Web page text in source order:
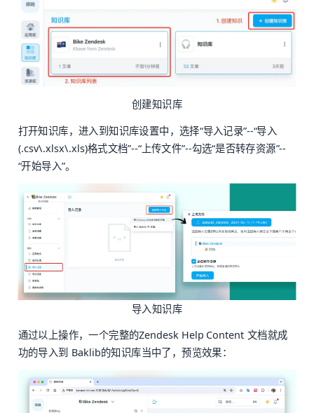
创建知识库
打开知识库，进入到知识库设置中，选择“导入记录”--“导入
(.csv\.xlsx\.xls)格式文档”--“上传文件”--勾选“是否转存资源”--
“开始导入”。
导入知识库
通过以上操作，一个完整的Zendesk Help Content 文档就成
功的导入到 Baklib的知识库当中了，预览效果：